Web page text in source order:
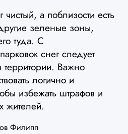
а поблизости есть
зеленые зоны,
туда. С
снег следует
Важно
логично и
избежать штрафов и
жителей.
Филипп